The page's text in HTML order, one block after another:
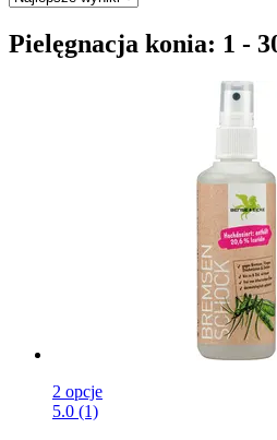
Pielęgnacja konia: 1 -
2 opcje
5.0 (1)